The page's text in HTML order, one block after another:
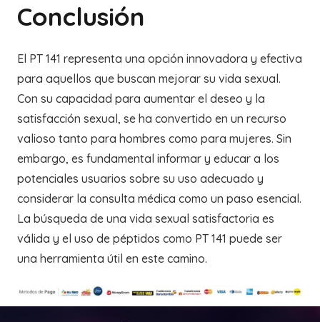
Conclusión
El PT 141 representa una opción innovadora y efectiva
para aquellos que buscan mejorar su vida sexual.
Con su capacidad para aumentar el deseo y la
satisfacción sexual, se ha convertido en un recurso
valioso tanto para hombres como para mujeres. Sin
embargo, es fundamental informar y educar a los
potenciales usuarios sobre su uso adecuado y
considerar la consulta médica como un paso esencial.
La búsqueda de una vida sexual satisfactoria es
válida y el uso de péptidos como PT 141 puede ser
una herramienta útil en este camino.